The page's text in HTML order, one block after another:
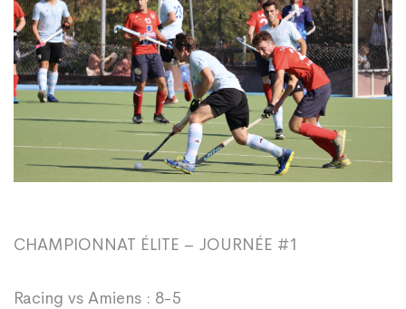
en
ouverture
CHAMPIONNAT ÉLITE – JOURNÉE #1
Racing vs Amiens : 8-5